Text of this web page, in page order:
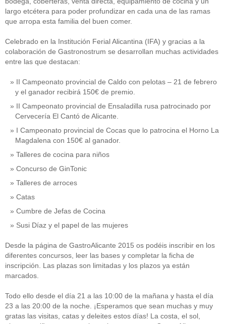
largo etcétera para poder profundizar en cada una de las ramas
que arropa esta familia del buen comer.
Celebrado en la Institución Ferial Alicantina (IFA) y gracias a la
colaboración de Gastronostrum se desarrollan muchas actividades
entre las que destacan:
II Campeonato provincial de Caldo con pelotas – 21 de febrero
y el ganador recibirá 150€ de premio.
II Campeonato provincial de Ensaladilla rusa patrocinado por
Cervecería El Cantó de Alicante.
I Campeonato provincial de Cocas que lo patrocina el Horno La
Magdalena con 150€ al ganador.
Talleres de cocina para niños
Concurso de GinTonic
Talleres de arroces
Catas
Cumbre de Jefas de Cocina
Susi Díaz y el papel de las mujeres
Desde la página de GastroAlicante 2015 os podéis inscribir en los
diferentes concursos, leer las bases y completar la ficha de
inscripción. Las plazas son limitadas y los plazos ya están
marcados.
Todo ello desde el día 21 a las 10:00 de la mañana y hasta el día
23 a las 20:00 de la noche. ¡Esperamos que sean muchas y muy
gratas las visitas, catas y deleites estos días! La costa, el sol,